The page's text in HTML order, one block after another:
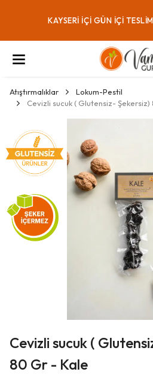
KAYSERI IÇI GÜN IÇI
Atıştırmalıklar
Lokum-Pestil
Cevizli sucuk ( Glutensiz-
Cevizli sucuk (
80 Gr - Kale